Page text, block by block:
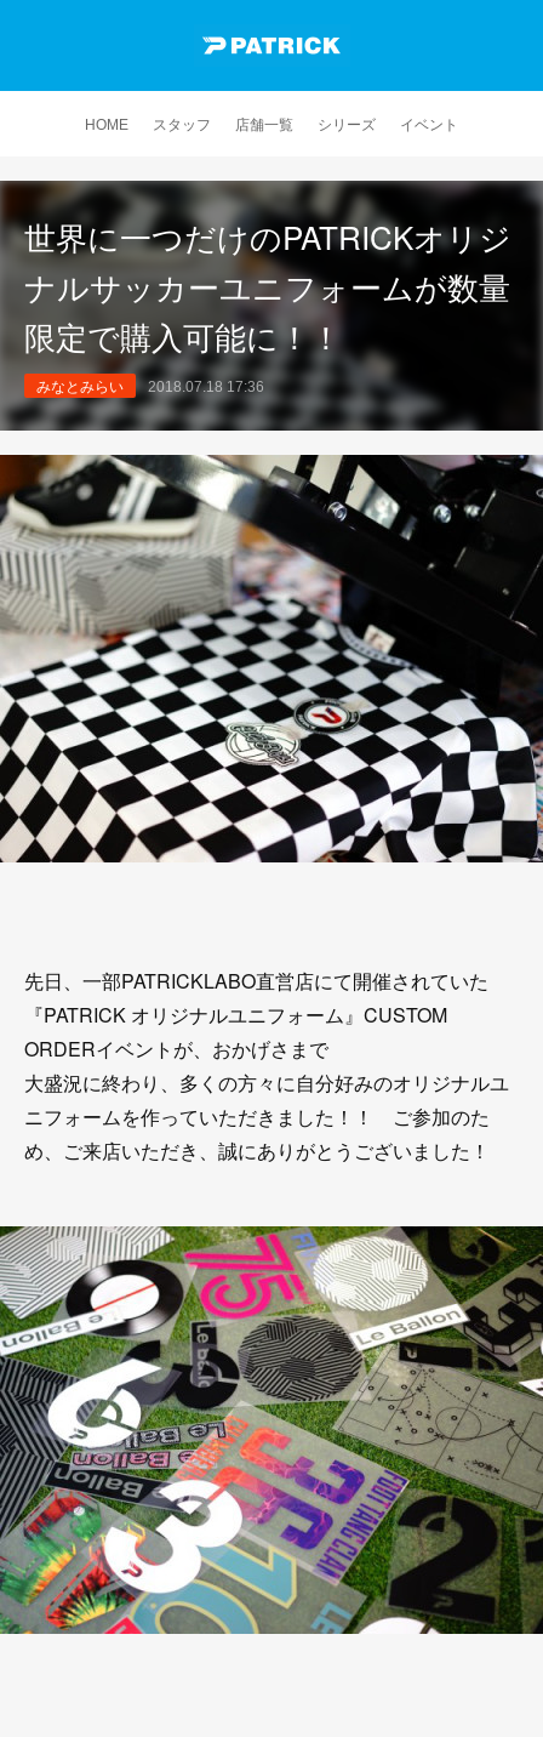
HOME スタッフ 店舗一覧 シリーズ イベント
世界に一つだけのPATRICKオリジ
ナルサッカーユニフォームが数量
限定で購入可能に！！
みなとみらい 2018.07.18 17:36
先日、一部PATRICKLABO直営店にて開催されていた
『PATRICK オリジナルユニフォーム』CUSTOM
ORDERイベントが、おかげさまで
大盛況に終わり、多くの方々に自分好みのオリジナルユ
ニフォームを作っていただきました！！ ご参加のた
め、ご来店いただき、誠にありがとうございました！